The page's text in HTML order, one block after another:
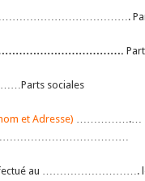
Parts
sociales
et Adresse) …………….…
effectué au ……………………….